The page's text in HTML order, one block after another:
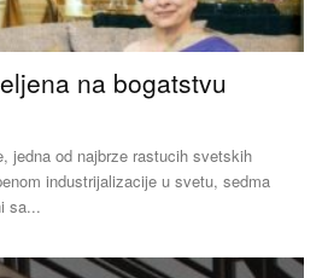
na bogatstvu
jedna od najbrze rastucih svetskih
industrijalizacije u svetu, sedma
sa...